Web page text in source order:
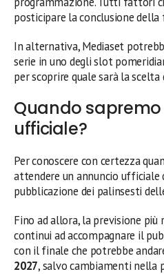
posticipare la conclusione della
In alternativa, Mediaset
serie in uno degli slot
per scoprire quale sarà la scelta
Quando
ufficiale?
Per conoscere con certezza
attendere un annuncio ufficiale
pubblicazione dei palinsesti
Fino ad allora, la previsione più
continui ad accompagnare il
con il finale che potrebbe
2027, salvo cambiamenti nella